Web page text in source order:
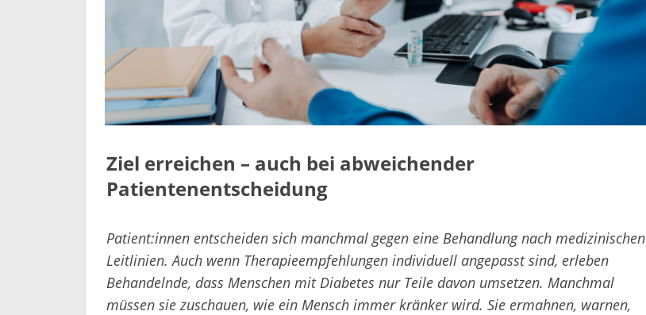
Ziel erreichen – auch bei abweichender
Patientenentscheidung
Patient:innen entscheiden sich manchmal gegen eine Behandlung nach medizinischen
Leitlinien. Auch wenn Therapieempfehlungen individuell angepasst sind, erleben
Behandelnde, dass Menschen mit Diabetes nur Teile davon umsetzen. Manchmal
müssen sie zuschauen, wie ein Mensch immer kränker wird. Sie ermahnen, warnen,